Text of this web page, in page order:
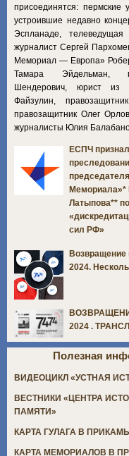
присоединятся: пермские
устроившие недавно
Эспланаде, телеведущая
журналист Сергей
Мемориал — Европа»
Тамара Эйдельман,
Шендерович, юрист из
Файзулин,
правозащитник Олег
журналисты Юлия
ЕСПЧ
Мемориала»*
Латыпова**
сил РФ»
2024.
2024 .
Полезная
ВИДЕОЦИКЛ «УСТНАЯ
ВЕСТНИКИ «ЦЕНТРА
ПАМЯТИ»
КАРТА ГУЛАГА В
КАРТА МЕМОРИАЛОВ В